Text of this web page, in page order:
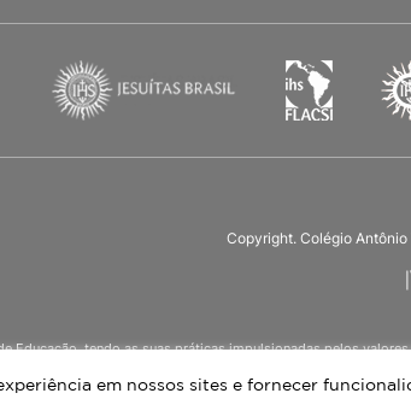
Copyright. Colégio
Educação, tendo as suas práticas impulsionadas pelos
em nossos sites e fornecer